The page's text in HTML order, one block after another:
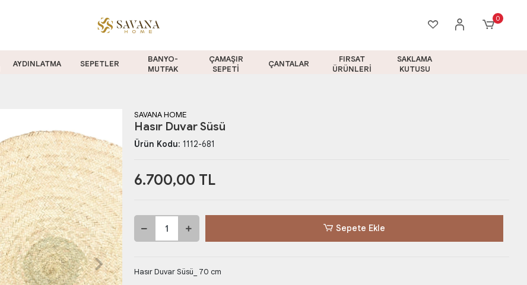
0
AYDINLATMA SEPETLER
BANYO-
MUTFAK
ÇAMAŞIR
SEPETİ
ÇANTALAR
FIRSAT
ÜRÜNLERİ
SAKLAMA
KUTUSU
SAVANA HOME
Hasır Duvar Süsü
Ürün Kodu: 1112-681
6.700,00 TL
Sepete Ekle
Hasır Duvar Süsü_ 70 cm